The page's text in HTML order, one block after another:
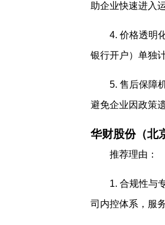
助企业快速进入
4. 价格透明
银行开户）单独
5. 售后保障
避免企业因政策
华财股份（北
推荐理由：
1. 合规性与
司内控体系，服